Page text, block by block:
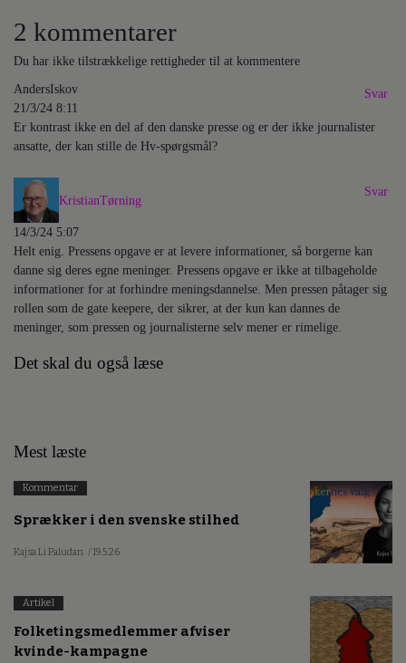
2 kommentarer
Du har ikke tilstrækkelige rettigheder til at kommentere
AndersIskov
21/3/24 8:11
Er kontrast ikke en del af den danske presse og er der ikke journalister
ansatte, der kan stille de Hv-spørgsmål?
Svar
KristianTørning
14/3/24 5:07
Helt enig. Pressens opgave er at levere informationer, så borgerne kan
danne sig deres egne meninger. Pressens opgave er ikke at tilbageholde
informationer for at forhindre meningsdannelse. Men pressen påtager sig
rollen som de gate keepere, der sikrer, at der kun kan dannes de
meninger, som pressen og journalisterne selv mener er rimelige.
Svar
Det skal du også læse
Mest læste
Kommentar
Sprækker i den svenske stilhed
Kajsa Li Paludan / 19.5.26
Artikel
Folketingsmedlemmer afviser
kvinde-kampagne